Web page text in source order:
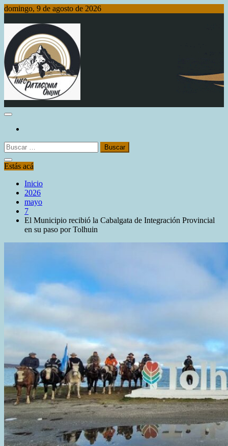
Saltar
contenido
domingo, 9 de agosto de 2026
Info Patagonia Online
Buscar:
Estás acá
Inicio
2026
mayo
7
El Municipio recibió la Cabalgata de Integración Provincial
en su paso por Tolhuin